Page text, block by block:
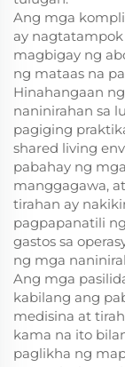
Ang mga
ay
magbigay ng
ng mataas na
Hinahangaan
naninirahan sa
pagiging
shared living
pabahay ng
manggagawa,
tirahan ay
pagpapanatili
gastos sa
ng mga
Ang mga
kabilang ang
medisina at
kama na ito
paglikha ng